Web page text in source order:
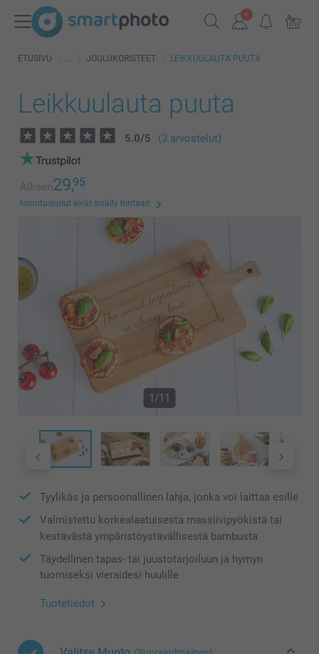
ETUSIVU JOULUKORISTEET LEIKKUULAUTA PUUTA
Leikkuulauta puuta
5.0/5 (3 arvostelut)
Alkaen29,95
toimituskulut eivät sisälly hintaan
1/11
Tyylikäs ja persoonallinen lahja, jonka voi laittaa esille
Valmistettu korkealaatuisesta massiivipyökistä tai
kestävästä ympäristöystävällisestä bambusta
Täydellinen tapas- tai juustotarjoiluun ja hymyn
tuomiseksi vieraidesi huulille
Tuotetiedot